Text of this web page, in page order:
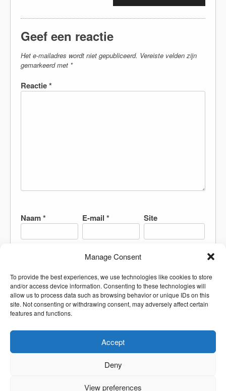
Manage Consent
To provide the best experiences, we use technologies like cookies to store
and/or access device information. Consenting to these technologies will
allow us to process data such as browsing behavior or unique IDs on this
site. Not consenting or withdrawing consent, may adversely affect certain
features and functions.
Accept
Deny
View preferences
Geef een reactie
Het e-mailadres wordt niet gepubliceerd. Vereiste velden zijn
gemarkeerd met *
Reactie*
Naam* E-mail * Site
voor de volgende keer wanneer ik een reactie
plaats.